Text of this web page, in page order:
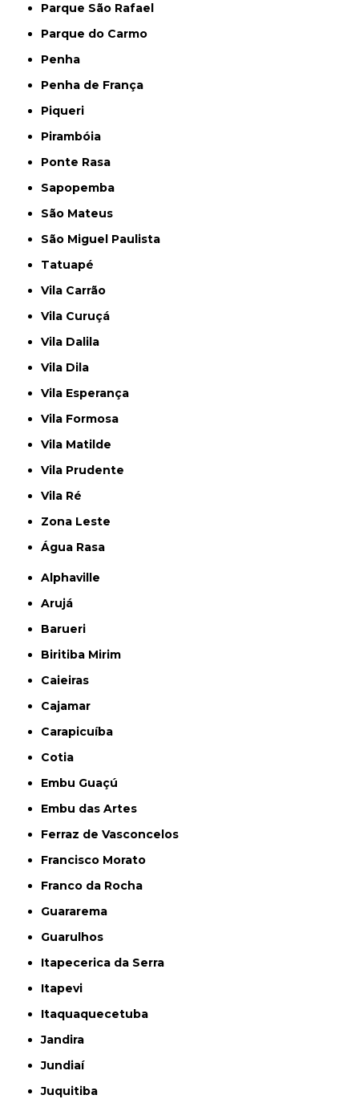
Parque São Rafael
Parque do Carmo
Penha
Penha de França
Piqueri
Pirambóia
Ponte Rasa
Sapopemba
São Mateus
São Miguel Paulista
Tatuapé
Vila Carrão
Vila Curuçá
Vila Dalila
Vila Dila
Vila Esperança
Vila Formosa
Vila Matilde
Vila Prudente
Vila Ré
Zona Leste
Água Rasa
Alphaville
Arujá
Barueri
Biritiba Mirim
Caieiras
Cajamar
Carapicuíba
Cotia
Embu Guaçú
Embu das Artes
Ferraz de Vasconcelos
Francisco Morato
Franco da Rocha
Guararema
Guarulhos
Itapecerica da Serra
Itapevi
Itaquaquecetuba
Jandira
Jundiaí
Juquitiba